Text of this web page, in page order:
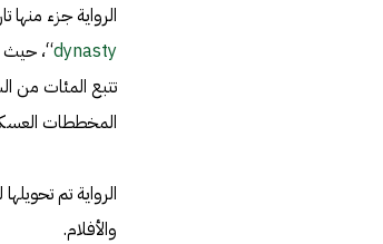
الرواية جزء
dynasty“، حيث
تتبع المئات من
المخططات
الرواية تم
والأفلام.